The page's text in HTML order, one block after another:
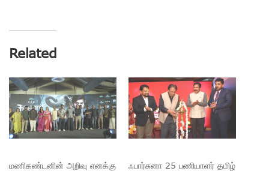
Related
மணிகண்டனின் அறிவு எனக்கு
ஃபார்சுனா 25 பணியாளர் தமிழ்